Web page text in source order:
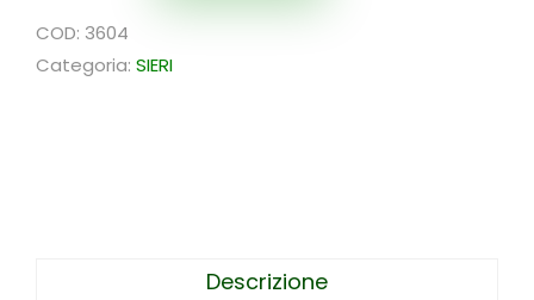
e
r
COD: 3604
Categoria: SIERI
Descrizione